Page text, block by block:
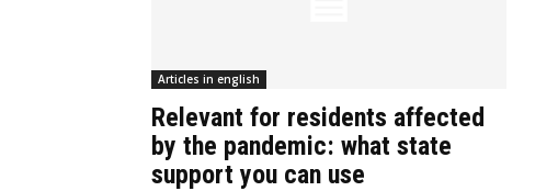
Articles in english
Relevant for residents affected
by the pandemic: what state
support you can use